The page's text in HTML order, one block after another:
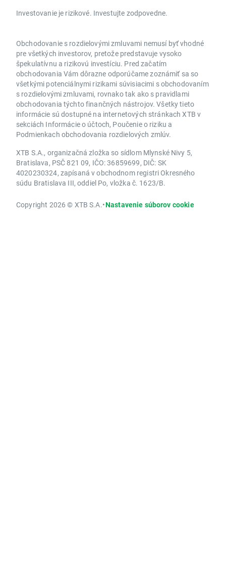
Investovanie je rizikové. Investujte zodpovedne.
Obchodovanie s rozdielovými zmluvami nemusí byť vhodné
pre všetkých investorov, pretože predstavuje vysoko
špekulatívnu a rizikovú investíciu. Pred začatím
obchodovania Vám dôrazne odporúčame zoznámiť sa so
všetkými potenciálnymi rizikami súvisiacimi s obchodovaním
s rozdielovými zmluvami, rovnako tak ako s pravidlami
obchodovania týchto finančných nástrojov. Všetky tieto
informácie sú dostupné na internetových stránkach XTB v
sekciách Informácie o účtoch, Poučenie o riziku a
Podmienkach obchodovania rozdielových zmlúv.
XTB S.A., organizačná zložka so sídlom Mlynské Nivy 5,
Bratislava, PSČ 821 09, IČO: 36859699, DIČ: SK
4020230324, zapísaná v obchodnom registri Okresného
súdu Bratislava III, oddiel Po, vložka č. 1623/B.
Copyright 2026 © XTB S.A.•Nastavenie súborov cookie